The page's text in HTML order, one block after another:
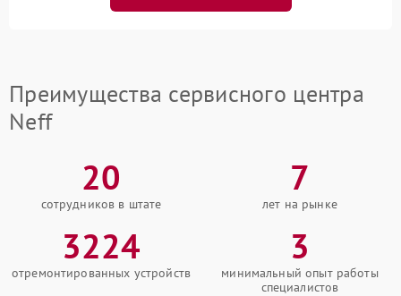
Преимущества сервисного центра
Neff
20
сотрудников в штате
7
лет на рынке
3224
отремонтированных устройств
3
минимальный опыт работы
специалистов